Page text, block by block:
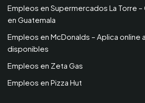
Empleos en Supermercados La Torre
en Guatemala
Empleos en McDonalds – Aplica online
disponibles
Empleos en Zeta Gas
Empleos en Pizza Hut